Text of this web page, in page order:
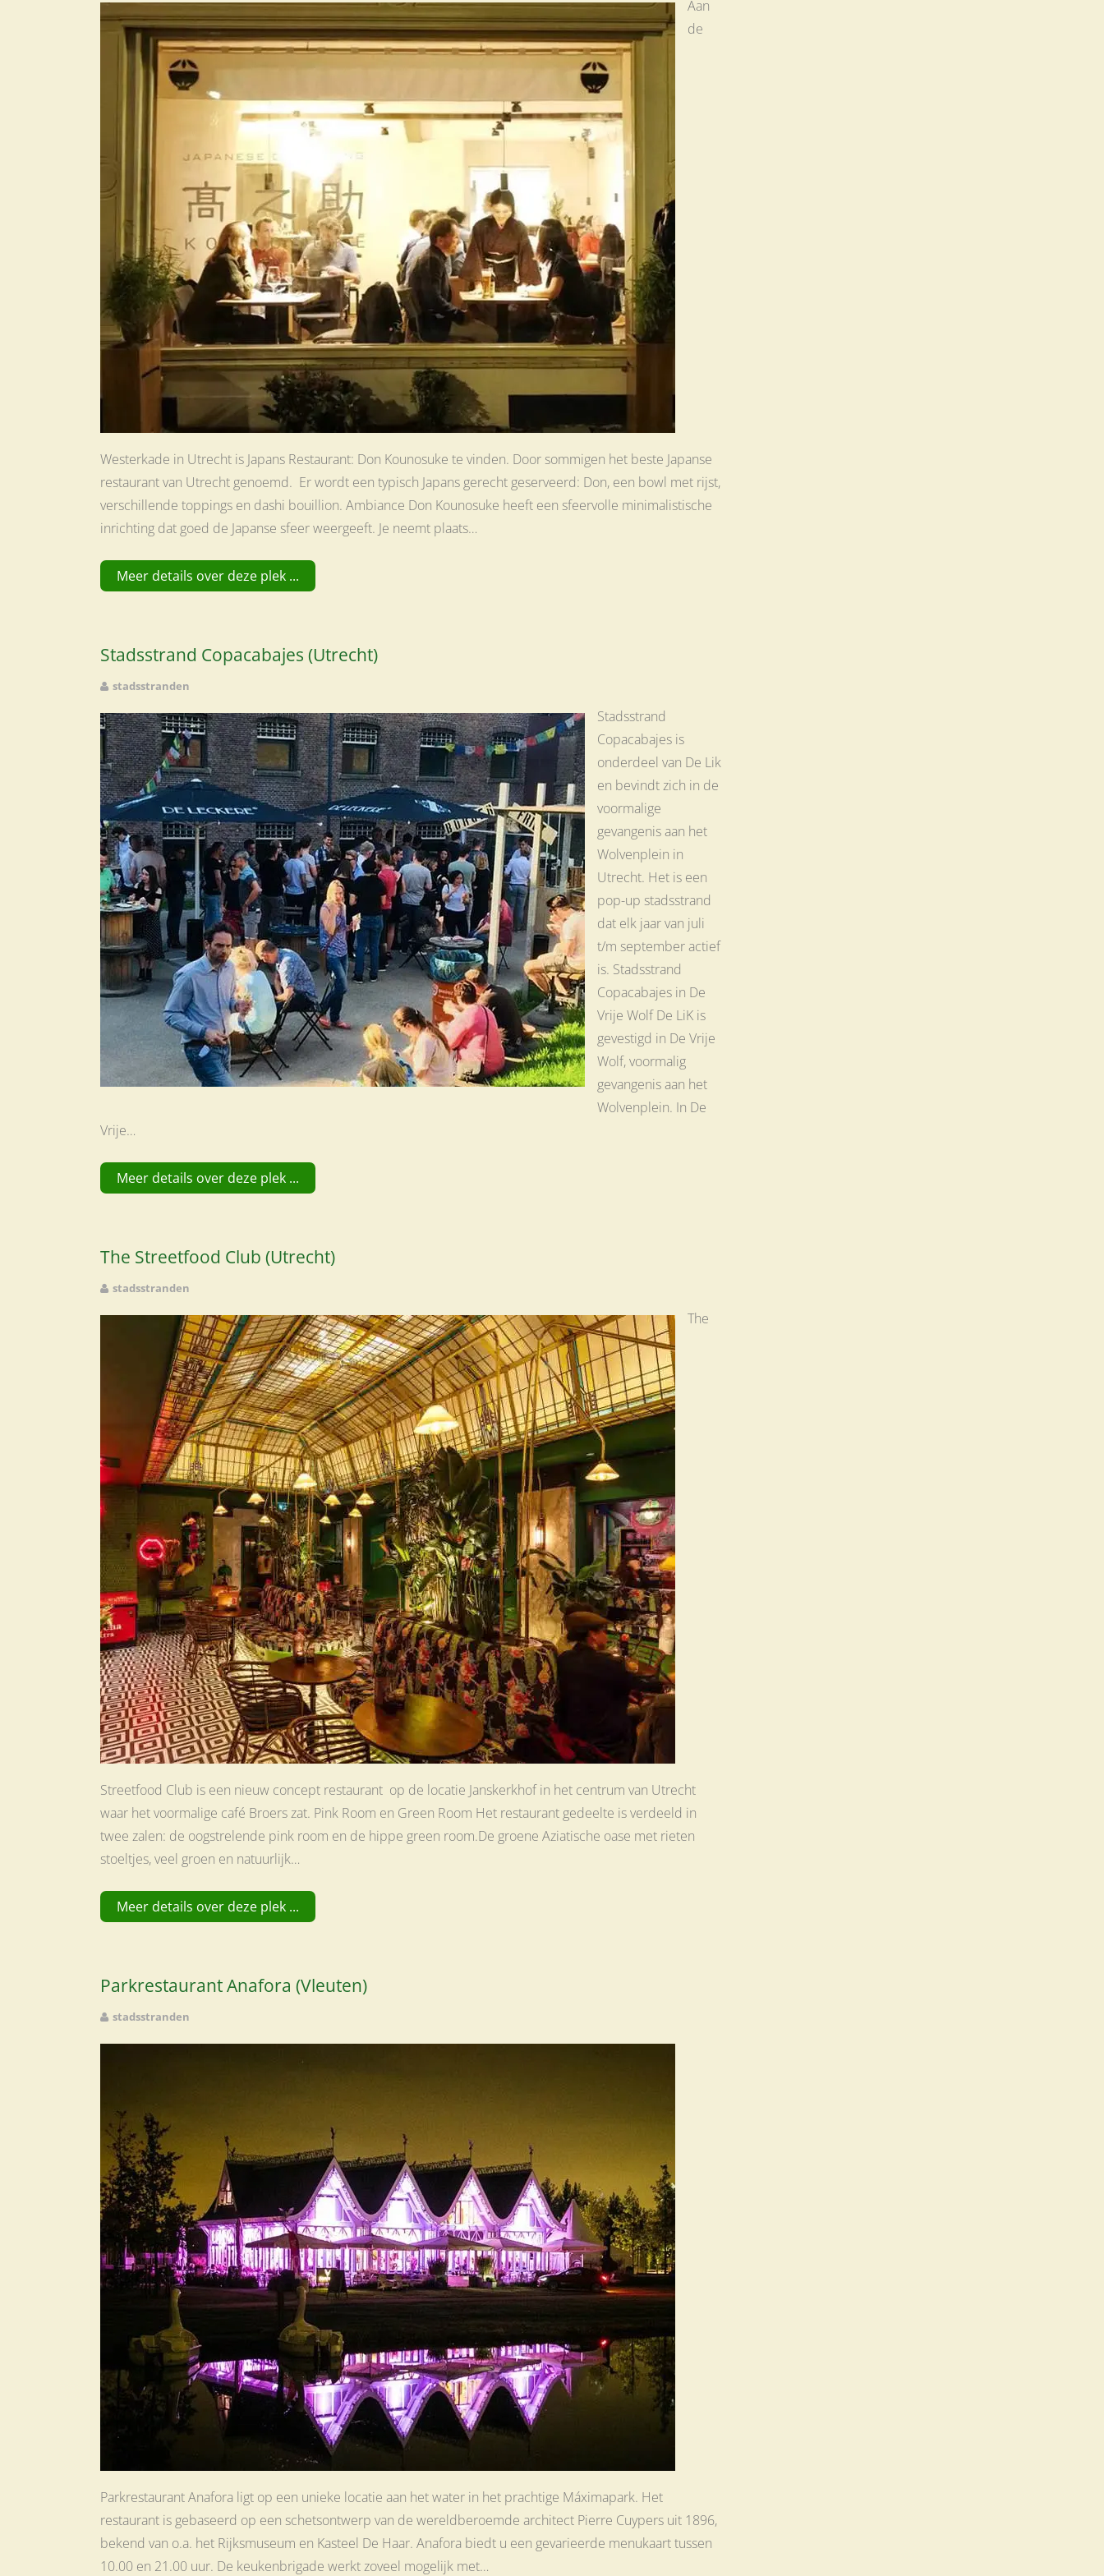
Aan
de
Westerkade in Utrecht is Japans Restaurant: Don Kounosuke te vinden. Door sommigen het beste Japanse
restaurant van Utrecht genoemd. Er wordt een typisch Japans gerecht geserveerd: Don, een bowl met rijst,
verschillende toppings en dashi bouillion. Ambiance Don Kounosuke heeft een sfeervolle minimalistische
inrichting dat goed de Japanse sfeer weergeeft. Je neemt plaats…
Meer details over deze plek ...
Stadsstrand Copacabajes (Utrecht)
stadsstranden
Stadsstrand
Copacabajes is
onderdeel van De Lik
en bevindt zich in de
voormalige
gevangenis aan het
Wolvenplein in
Utrecht. Het is een
pop-up stadsstrand
dat elk jaar van juli
t/m september actief
is. Stadsstrand
Copacabajes in De
Vrije Wolf De LiK is
gevestigd in De Vrije
Wolf, voormalig
gevangenis aan het
Wolvenplein. In De
Vrije…
Meer details over deze plek ...
The Streetfood Club (Utrecht)
stadsstranden
The
Streetfood Club is een nieuw concept restaurant op de locatie Janskerkhof in het centrum van Utrecht
waar het voormalige café Broers zat. Pink Room en Green Room Het restaurant gedeelte is verdeeld in
twee zalen: de oogstrelende pink room en de hippe green room.De groene Aziatische oase met rieten
stoeltjes, veel groen en natuurlijk…
Meer details over deze plek ...
Parkrestaurant Anafora (Vleuten)
stadsstranden
Parkrestaurant Anafora ligt op een unieke locatie aan het water in het prachtige Máximapark. Het
restaurant is gebaseerd op een schetsontwerp van de wereldberoemde architect Pierre Cuypers uit 1896,
bekend van o.a. het Rijksmuseum en Kasteel De Haar. Anafora biedt u een gevarieerde menukaart tussen
10.00 en 21.00 uur. De keukenbrigade werkt zoveel mogelijk met…